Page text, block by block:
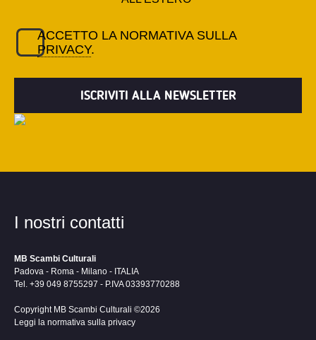
ACCETTO LA NORMATIVA SULLA
PRIVACY.
I nostri contatti
MB Scambi Culturali
Padova - Roma - Milano - ITALIA
Tel. +39 049 8755297 - P.IVA 03393770288
Copyright MB Scambi Culturali ©2026
Leggi la normativa sulla privacy